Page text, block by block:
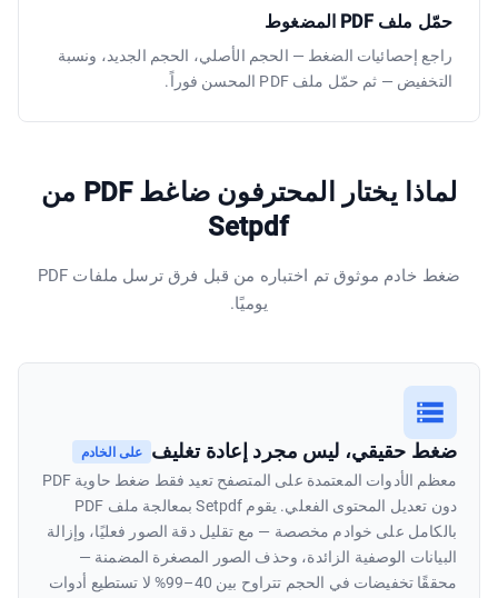
حمّل ملف PDF المضغوط
راجع إحصائيات الضغط — الحجم الأصلي، الحجم الجديد، ونسبة
التخفيض — ثم حمّل ملف PDF المحسن فوراً.
لماذا يختار المحترفون ضاغط PDF من
Setpdf
ضغط خادم موثوق تم اختباره من قبل فرق ترسل ملفات PDF
يوميًا.
ضغط حقيقي، ليس مجرد إعادة تغليف على الخادم
معظم الأدوات المعتمدة على المتصفح تعيد فقط ضغط حاوية PDF
دون تعديل المحتوى الفعلي. يقوم Setpdf بمعالجة ملف PDF
بالكامل على خوادم مخصصة — مع تقليل دقة الصور فعليًا، وإزالة
البيانات الوصفية الزائدة، وحذف الصور المصغرة المضمنة —
محققًا تخفيضات في الحجم تتراوح بين 40–99% لا تستطيع أدوات